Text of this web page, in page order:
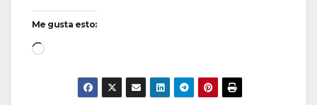
Me gusta esto:
Cargando...